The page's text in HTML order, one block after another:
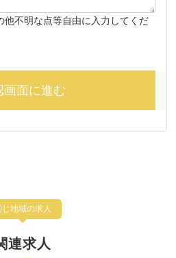
他不明な点等自由に入力してくだ
じ地域の求人
連求人